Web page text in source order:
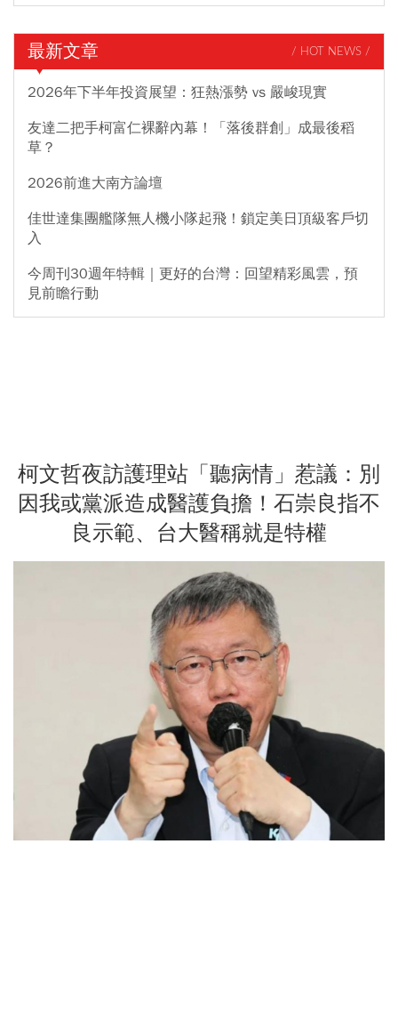
最新文章 / HOT NEWS /
2026年下半年投資展望：狂熱漲勢 vs 嚴峻現實
友達二把手柯富仁裸辭內幕！「落後群創」成最後稻
草？
2026前進大南方論壇
佳世達集團艦隊無人機小隊起飛！鎖定美日頂級客戶切
入
今周刊30週年特輯｜更好的台灣：回望精彩風雲，預
見前瞻行動
柯文哲夜訪護理站「聽病情」惹議：別
因我或黨派造成醫護負擔！石崇良指不
良示範、台大醫稱就是特權